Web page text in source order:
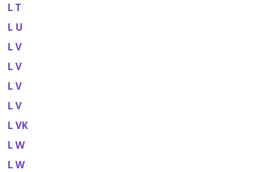
L T
L U
L V
L V
L V
L V
L VK
L W
L W